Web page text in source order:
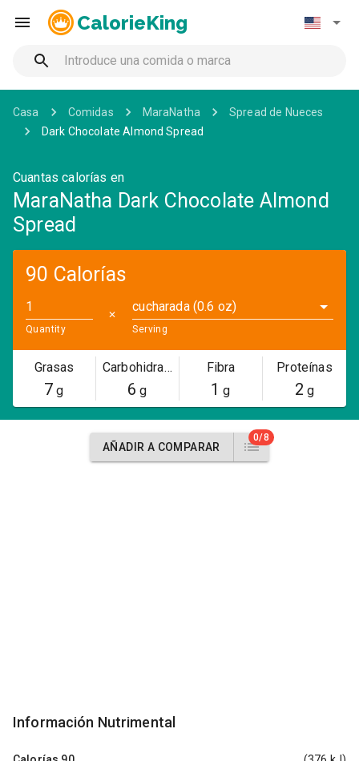
CalorieKing
Casa Comidas MaraNatha
Spread de Nueces
Dark Chocolate Almond Spread
Cuantas calorías en
MaraNatha Dark Chocolate Almond
Spread
90 Calorías
Quantity
✕
cucharada (0.6 oz)
Serving
Grasas
7 g
Carbohidratos
6 g
Fibra
1 g
Proteínas
2 g
AÑADIR A COMPARAR
0/8
Información Nutrimental